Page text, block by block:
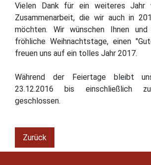
Vielen Dank für ein weiteres Jahr
Zusammenarbeit, die wir auch in
möchten. Wir wünschen Ihnen
fröhliche Weihnachtstage, einen
freuen uns auf ein tolles Jahr 2017.
Während der Feiertage bleibt
23.12.2016 bis einschließlich
geschlossen.
Zurück